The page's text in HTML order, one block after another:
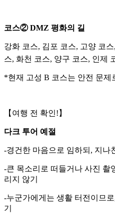
코스② DMZ 평화의 길
강화 코스, 김포 코스, 고양 코
스, 화천 코스, 양구 코스, 인제
*현재 고성 B 코스는 안전 문제
【여행 전 확인!】
다크 투어 예절
-경건한 마음으로 임하되, 지나
-큰 목소리로 떠들거나 사진 촬
리지 않기
-누군가에게는 생활 터전이므
기